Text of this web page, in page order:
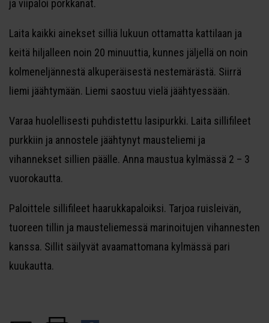
ja viipaloi porkkanat.
Laita kaikki ainekset silliä lukuun ottamatta kattilaan ja
keitä hiljalleen noin 20 minuuttia, kunnes jäljellä on noin
kolmeneljännestä alkuperäisestä nestemärästä. Siirrä
liemi jäähtymään. Liemi saostuu vielä jäähtyessään.
Varaa huolellisesti puhdistettu lasipurkki. Laita sillifileet
purkkiin ja annostele jäähtynyt mausteliemi ja
vihannekset sillien päälle. Anna maustua kylmässä 2 – 3
vuorokautta.
Paloittele sillifileet haarukkapaloiksi. Tarjoa ruisleivän,
tuoreen tillin ja mausteliemessä marinoitujen vihannesten
kanssa. Sillit säilyvät avaamattomana kylmässä pari
kuukautta.